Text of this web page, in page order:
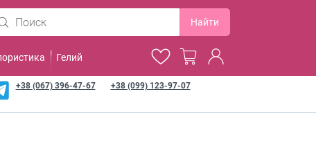
Найти
Гелий
+38 (067) 396-47-67 +38 (099) 123-97-07